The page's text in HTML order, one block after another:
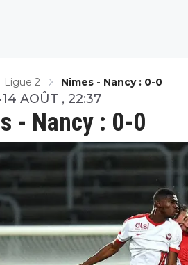
Ligue 2 Nîmes - Nancy : 0-0
- Nancy : 0-0
•14 AOÛT , 22:37